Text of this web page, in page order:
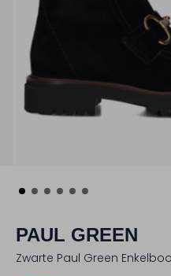
PAUL GREEN
Zwarte Paul Green